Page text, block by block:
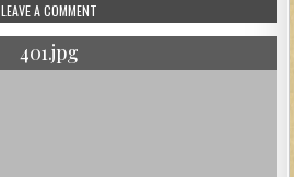
LEAVE A COMMENT
401.jpg